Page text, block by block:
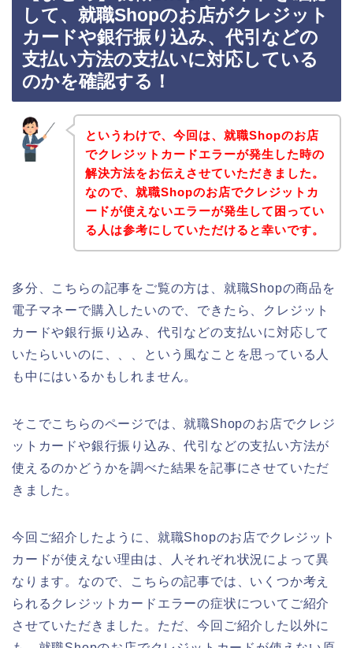
して、就職Shopのお店がクレジット
カードや銀行振り込み、代引などの
支払い方法の支払いに対応している
のかを確認する！
というわけで、今回は、就職Shopのお店
でクレジットカードエラーが発生した時の
解決方法をお伝えさせていただきました。
なので、就職Shopのお店でクレジットカ
ードが使えないエラーが発生して困ってい
る人は参考にしていただけると幸いです。
多分、こちらの記事をご覧の方は、就職Shopの商品を
電子マネーで購入したいので、できたら、クレジット
カードや銀行振り込み、代引などの支払いに対応して
いたらいいのに、、、という風なことを思っている人
も中にはいるかもしれません。
そこでこちらのページでは、就職Shopのお店でクレジ
ットカードや銀行振り込み、代引などの支払い方法が
使えるのかどうかを調べた結果を記事にさせていただ
きました。
今回ご紹介したように、就職Shopのお店でクレジット
カードが使えない理由は、人それぞれ状況によって異
なります。なので、こちらの記事では、いくつか考え
られるクレジットカードエラーの症状についてご紹介
させていただきました。ただ、今回ご紹介した以外に